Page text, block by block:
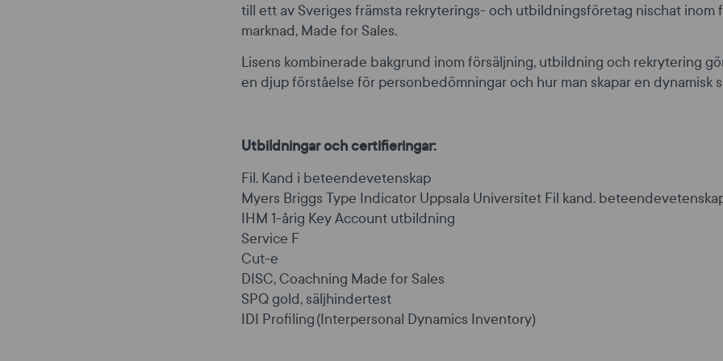
till ett av Sveriges främsta rekryterings- och utbildningsföretag nischat inom
marknad, Made for Sales.
Lisens kombinerade bakgrund inom försäljning, utbildning och rekrytering
en djup förståelse för personbedömningar och hur man skapar en dynamisk
Utbildningar och certifieringar:
Fil. Kand i beteendevetenskap
Myers Briggs Type Indicator Uppsala Universitet Fil kand.
IHM 1-årig Key Account utbildning
Service F
Cut-e
DISC, Coachning Made for Sales
SPQ gold, säljhindertest
IDI Profiling(Interpersonal Dynamics Inventory)